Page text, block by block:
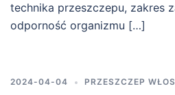
technika przeszczepu, zakres
odporność organizmu […]
2024-04-04 PRZESZCZEP